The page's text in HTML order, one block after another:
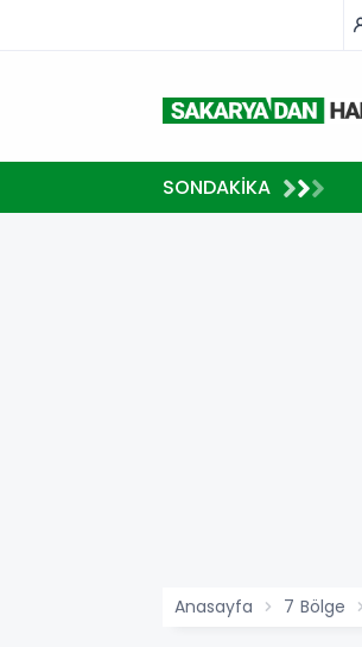
SONDAKİKA
yönlendirdi
Anasayfa 7 Bölge